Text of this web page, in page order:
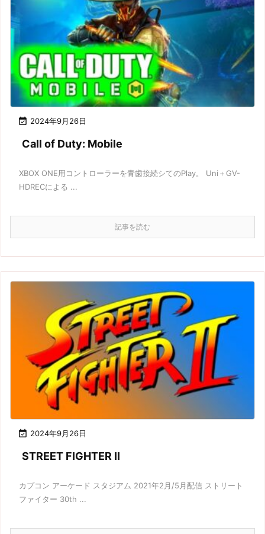
 2024年9月26日
Call of Duty: Mobile
XBOX ONE用コントローラーを青歯接続シてのPlay。 Uni＋GV-
HDRECによる ...
記事を読む
 2024年9月26日
STREET FIGHTER II
カプコン アーケード スタジアム 2021年2月/5月配信 ストリート
ファイター 30th ...